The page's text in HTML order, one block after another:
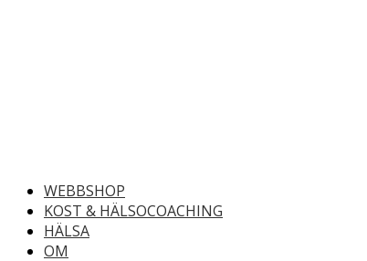
WEBBSHOP
KOST & HÄLSOCOACHING
HÄLSA
OM